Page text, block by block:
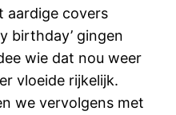
aardige covers
birthday’ gingen
wie dat nou weer
vloeide rijkelijk.
we vervolgens met